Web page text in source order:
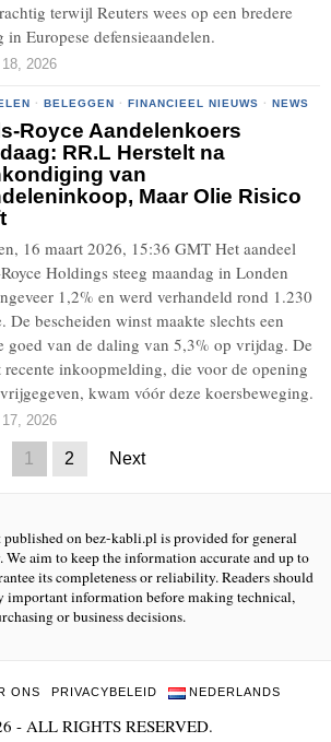
terwijl Reuters wees op een bredere
in Europese defensieaandelen.
2026
· BELEGGEN · FINANCIEEL NIEUWS · NEWS
Royce Aandelenkoers
RR.L Herstelt na
van
Maar Olie Risico
16 maart 2026, 15:36 GMT Het aandeel
Holdings steeg maandag in Londen
1,2% en werd verhandeld rond 1.230
De bescheiden winst maakte slechts een
goed van de daling van 5,3% op vrijdag. De
recente inkoopmelding, die voor de opening
kwam vóór deze koersbeweging.
2026
1 2 Next
published on bez-kabli.pl is provided for general
aim to keep the information accurate and up to
its completeness or reliability. Readers should
important information before making technical,
or business decisions.
ONS PRIVACYBELEID NEDERLANDS
- ALL RIGHTS RESERVED.